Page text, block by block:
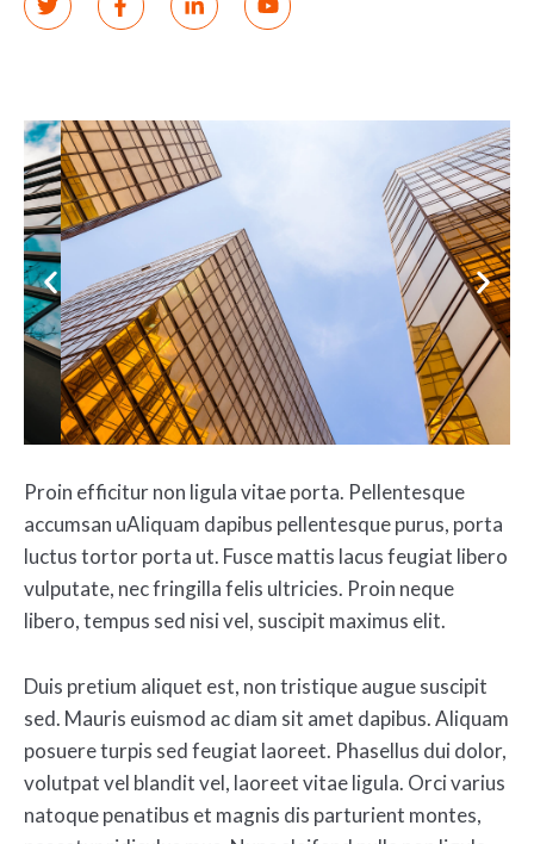
Proin efficitur non ligula vitae porta. Pellentesque
accumsan uAliquam dapibus pellentesque purus, porta
luctus tortor porta ut. Fusce mattis lacus feugiat libero
vulputate, nec fringilla felis ultricies. Proin neque
libero, tempus sed nisi vel, suscipit maximus elit.
Duis pretium aliquet est, non tristique augue suscipit
sed. Mauris euismod ac diam sit amet dapibus. Aliquam
posuere turpis sed feugiat laoreet. Phasellus dui dolor,
volutpat vel blandit vel, laoreet vitae ligula. Orci varius
natoque penatibus et magnis dis parturient montes,